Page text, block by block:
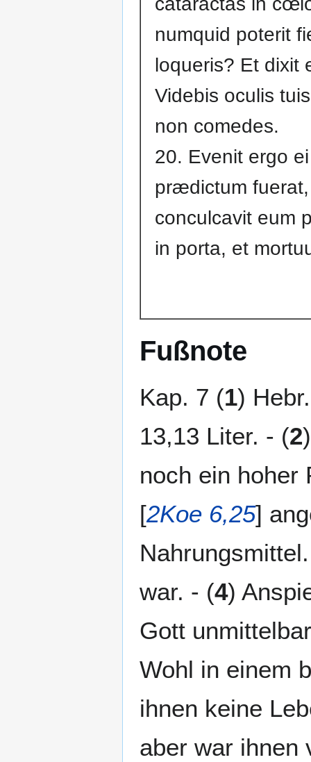
numquid poterit
loqueris? Et dixit
Videbis oculis
non comedes.
20. Evenit ergo
prædictum
conculcavit eum
in porta, et
Fußnote
Kap. 7 (1)
13,13 Liter. - (2
noch ein hoher
[2Koe 6,25]
war. - (4)
Gott
Wohl in einem
ihnen keine
aber war ihnen